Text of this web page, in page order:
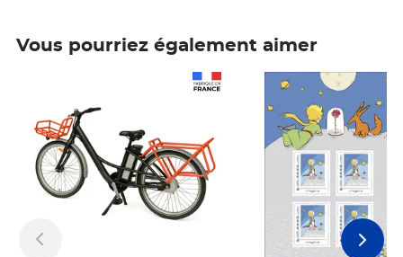
Vous pourriez également aimer
Prix 7,50€